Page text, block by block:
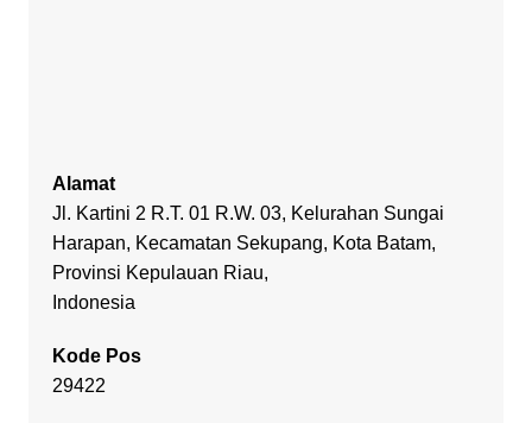
Alamat
Jl. Kartini 2 R.T. 01 R.W. 03, Kelurahan Sungai
Harapan, Kecamatan Sekupang, Kota Batam,
Provinsi Kepulauan Riau,
Indonesia
Kode Pos
29422